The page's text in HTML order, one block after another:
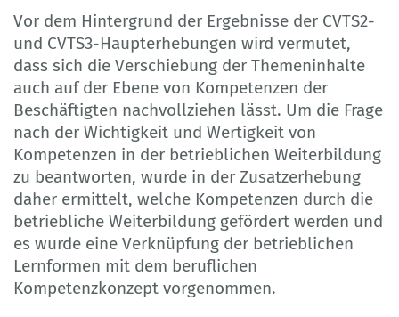
Vor dem Hintergrund der Ergebnisse der CVTS2-
und CVTS3-Haupterhebungen wird vermutet,
dass sich die Verschiebung der Themeninhalte
auch auf der Ebene von Kompetenzen der
Beschäftigten nachvollziehen lässt. Um die Frage
nach der Wichtigkeit und Wertigkeit von
Kompetenzen in der betrieblichen Weiterbildung
zu beantworten, wurde in der Zusatzerhebung
daher ermittelt, welche Kompetenzen durch die
betriebliche Weiterbildung gefördert werden und
es wurde eine Verknüpfung der betrieblichen
Lernformen mit dem beruflichen
Kompetenzkonzept vorgenommen.